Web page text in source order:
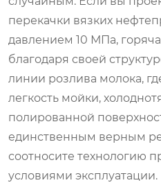
перекачки вязких
давлением 10 МПа,
благодаря своей
линии розлива молока,
легкость мойки,
полированной
единственным верным
соотносите технологию
условиями эксплуатации.